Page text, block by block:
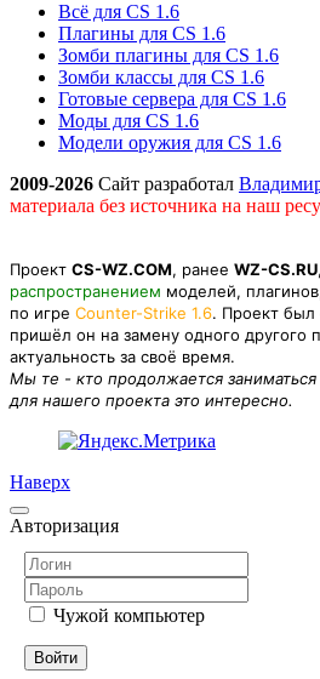
Всё для CS 1.6
Плагины для CS 1.6
Зомби плагины для CS 1.6
Зомби классы для CS 1.6
Готовые сервера для CS 1.6
Моды для CS 1.6
Модели оружия для CS 1.6
2009-2026 Сайт разработал
материала без источника на наш
Проект CS-WZ.COM, ранее WZ-CS.RU
распространением моделей,
по игре Counter-Strike 1.6. Проект был
пришёл он на замену одного другого
актуальность за своё время.
Мы те - кто продолжается заниматься
для нашего проекта это интересно.
Наверх
Авторизация
Чужой компьютер
Войти